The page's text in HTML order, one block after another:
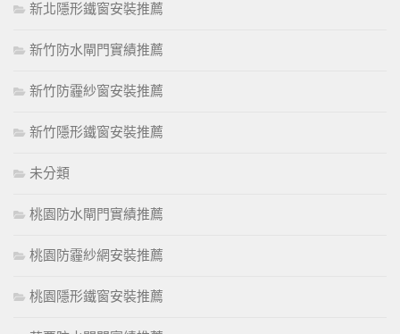
新北隱形鐵窗安裝推薦
新竹防水閘門實績推薦
新竹防霾紗窗安裝推薦
新竹隱形鐵窗安裝推薦
未分類
桃園防水閘門實績推薦
桃園防霾紗網安裝推薦
桃園隱形鐵窗安裝推薦